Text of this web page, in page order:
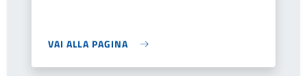
VAI ALLA PAGINA